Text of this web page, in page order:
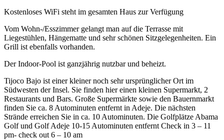
Kostenloses WiFi steht im gesamten Haus zur Verfügung
Vom Wohn-/Esszimmer gelangt man auf die Terrasse mit
Liegestühlen, Hängematte und sehr schönen Sitzgelegenheiten. Ein
Grill ist ebenfalls vorhanden.
Der Indoor-Pool ist ganzjährig nutzbar und beheizt.
Tijoco Bajo ist einer kleiner noch sehr ursprünglicher Ort im
Südwesten der Insel. Sie finden hier einen kleinen Supermarkt, 2
Restaurants und Bars. Große Supermärkte sowie den Bauernmarkt
finden Sie ca. 8 Autominuten entfernt in Adeje. Die nächsten
Strände erreichen Sie in ca. 10 Autominuten. Die Golfplätze Abama
Golf und Golf Adeje 10-15 Autominuten entfernt Check in 3 – 11
pm- check out 6 – 10 am